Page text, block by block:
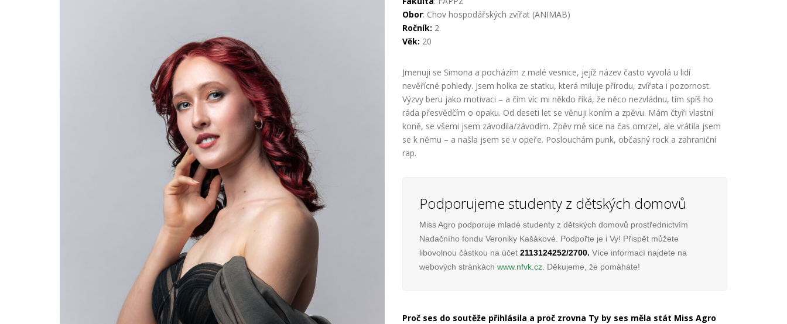
Obor: Chov hospodářských zvířat (ANIMAB)
Ročník: 2.
Věk: 20
Jmenuji se Simona a pocházím z malé vesnice, jejíž název často vyvolá u lidí
nevěřícné pohledy. Jsem holka ze statku, která miluje přírodu, zvířata i pozornost.
Výzvy beru jako motivaci – a čím víc mi někdo říká, že něco nezvládnu, tím spíš ho
ráda přesvědčím o opaku. Od deseti let se věnuji koním a zpěvu. Mám čtyři vlastní
koně, se všemi jsem závodila/závodím. Zpěv mě sice na čas omrzel, ale vrátila jsem
se k němu – a našla jsem se v opeře. Poslouchám punk, občasný rock a zahraniční
rap.
Podporujeme studenty z dětských domovů
Miss Agro podporuje mladé studenty z dětských domovů prostřednictvím
Nadačního fondu Veroniky Kašákové. Podpořte je i Vy! Přispět můžete
libovolnou částkou na účet 2113124252/2700. Více informací najdete na
webových stránkách www.nfvk.cz . Děkujeme, že pomáháte!
Proč ses do soutěže přihlásila a proč zrovna Ty by ses měla stát Miss Agro